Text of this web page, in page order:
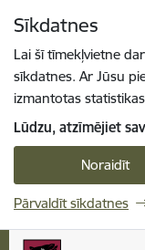
Sīkdatnes
Lai šī tīmekļvietne
sīkdatnes. Ar Jūsu
izmantotas
Lūdzu, atzīmējiet
Noraidīt
Pārvaldīt sīkdatnes